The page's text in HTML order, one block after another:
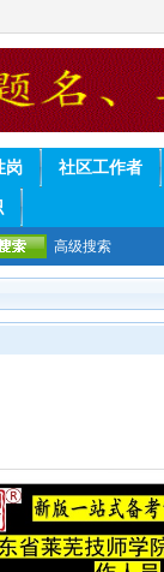
岗 社区工作者
高级搜索